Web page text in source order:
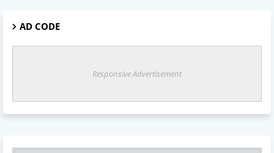
AD CODE
Responsive Advertisement